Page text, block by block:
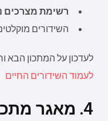
רשימת מצרכים
השידורים
לעדכון על המתכון הבא
לעמוד השידורים החיים
4. מאגר